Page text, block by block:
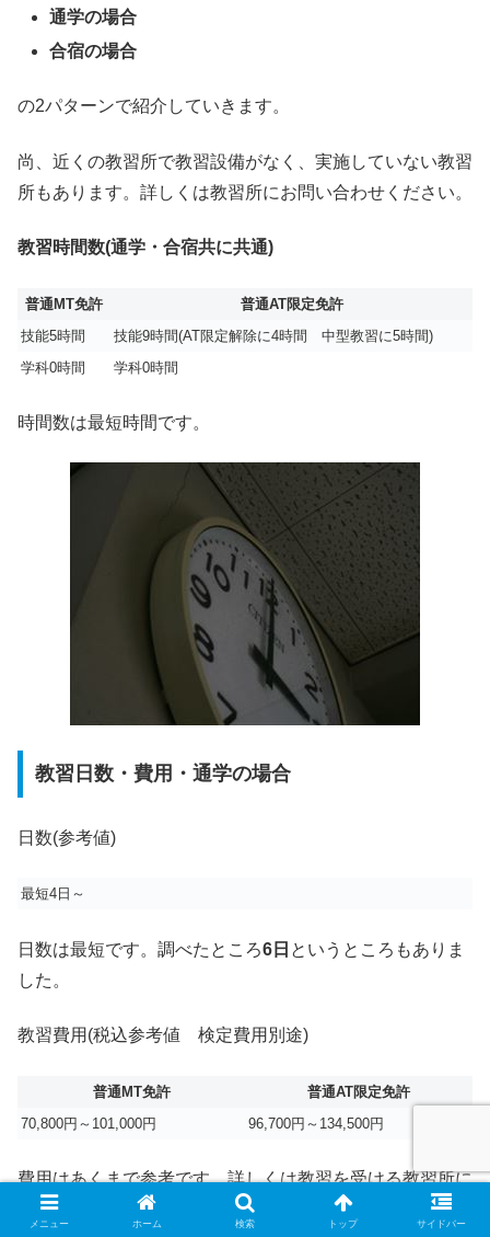
通学の場合
合宿の場合
の2パターンで紹介していきます。
尚、近くの教習所で教習設備がなく、実施していない教習
所もあります。詳しくは教習所にお問い合わせください。
教習時間数(通学・合宿共に共通)
普通MT免許
普通AT限定免許
技能5時間
技能9時間(AT限定解除に4時間 中型教習に5時間)
学科0時間
学科0時間
時間数は最短時間です。
教習日数・費用・通学の場合
日数(参考値)
最短4日～
日数は最短です。調べたところ6日 というところもありま
した。
教習費用(税込参考値 検定費用別途)
普通MT免許
普通AT限定免許
70,800円～101,000円
96,700円～134,500円
費用はあくまで参考です、詳しくは教習を受ける教習所に
お尋ねください。
メニュー ホーム 検索 トップ サイドバー